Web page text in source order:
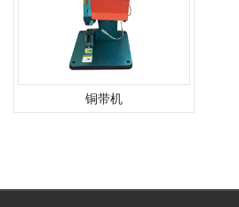
铜带机